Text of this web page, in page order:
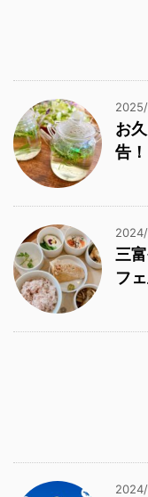
お
告！
三
フ